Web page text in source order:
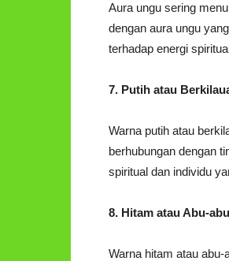
Aura ungu sering
dengan aura ungu
terhadap energi
7. Putih atau
Warna putih atau
berhubungan dengan
spiritual dan individu
8. Hitam atau Abu-abu
Warna hitam atau